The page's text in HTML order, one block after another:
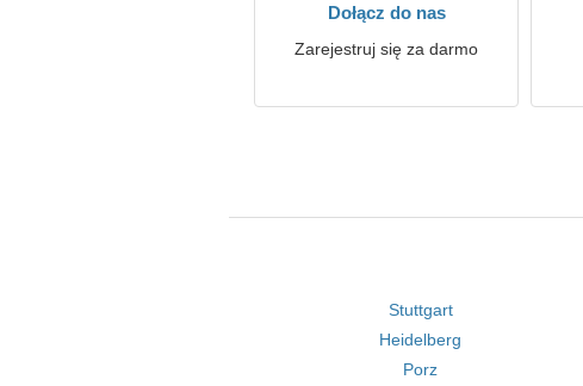
Dołącz do nas
Zarejestruj się za darmo
Stuttgart
Heidelberg
Porz